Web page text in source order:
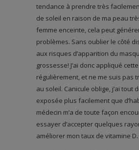
tendance à prendre très
de soleil en raison de ma peau
femme enceinte, cela peut
problèmes. Sans oublier le côté
aux risques d’apparition du
grossesse! J’ai donc appliqué
régulièrement, et ne me suis pas
au soleil. Canicule oblige, j’ai tout
exposée plus facilement que
médecin m’a de toute façon
essayer d’accepter quelques
améliorer mon taux de vitamine D.